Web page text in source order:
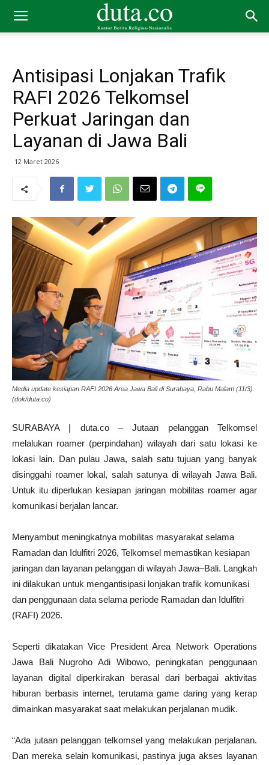
Antisipasi Lonjakan Trafik
RAFI 2026 Telkomsel
Perkuat Jaringan dan
Layanan di Jawa Bali
12 Maret 2026
Media update kesiapan RAFI 2026 Area Jawa Bali di Surabaya, Rabu Malam (11/3).
(dok/duta.co)
SURABAYA | duta.co – Jutaan pelanggan Telkomsel
melalukan roamer (perpindahan) wilayah dari satu lokasi ke
lokasi lain. Dan pulau Jawa, salah satu tujuan yang banyak
disinggahi roamer lokal, salah satunya di wilayah Jawa Bali.
Untuk itu diperlukan kesiapan jaringan mobilitas roamer agar
komunikasi berjalan lancar.
Menyambut meningkatnya mobilitas masyarakat selama
Ramadan dan Idulfitri 2026, Telkomsel memastikan kesiapan
jaringan dan layanan pelanggan di wilayah Jawa–Bali. Langkah
ini dilakukan untuk mengantisipasi lonjakan trafik komunikasi
dan penggunaan data selama periode Ramadan dan Idulfitri
(RAFI) 2026.
Seperti dikatakan Vice President Area Network Operations
Jawa Bali Nugroho Adi Wibowo, peningkatan penggunaan
layanan digital diperkirakan berasal dari berbagai aktivitas
hiburan berbasis internet, terutama game daring yang kerap
dimainkan masyarakat saat melakukan perjalanan mudik.
“Ada jutaan pelanggan telkomsel yang melakukan perjalanan.
Dan mereka selain komunikasi, pastinya juga akses layanan